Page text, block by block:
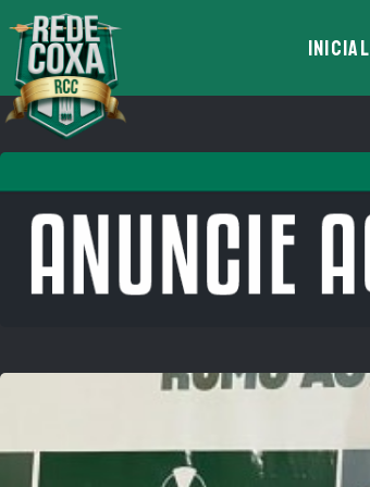
INICIAL